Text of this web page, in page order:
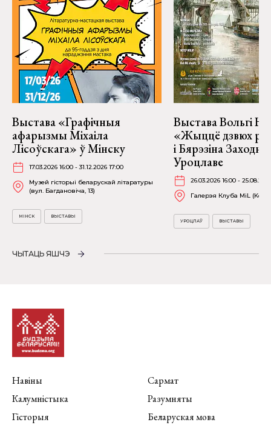
Выстава «Графічныя
афарызмы Міхаіла
Лісоўскага» ў Мінску
17.03.2026 16:00 - 31.12.2026 17:00
Музей гісторыі беларускай літаратуры
(вул. Багдановіча, 13)
МІНСК ВЫСТАВЫ
Выстава Вольгі
«Жыццё дзвюх
і Бярэзіна
Уроцлаве
26.03.2026 16:00 -
Галерэя Клуба MiL
УРОЦЛАЎ ВЫСТАВЫ
ЧЫТАЦЬ ЯШЧЭ
Навіны
Калумністыка
Гісторыя
Сармат
Разумняты
Беларуская мова